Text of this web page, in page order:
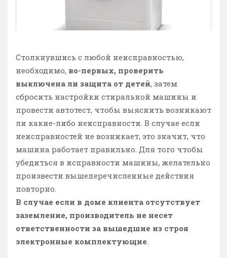
Столкнувшись с любой неисправностью,
необходимо, во-первых, проверить
выключена ли защита от детей, затем
сбросить настройки стиральной машины и
провести автотест, чтобы выяснить возникают
ли какие-либо неисправности. В случае если
неисправностей не возникает, это значит, что
машина работает правильно. Для того чтобы
убедиться в исправности машины, желательно
произвести вышеперечисленные действия
повторно.
В случае если в доме клиента отсутствует
заземление, производитель не несет
ответственности за вышедшие из строя
электронные комплектующие